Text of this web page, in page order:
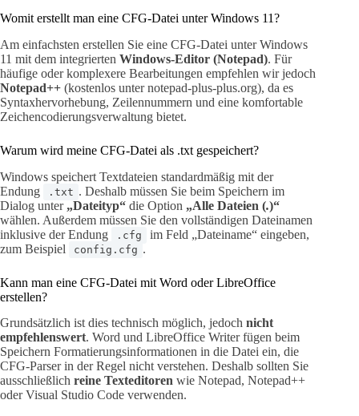
Womit erstellt man eine CFG-Datei unter Windows 11?
Am einfachsten erstellen Sie eine CFG-Datei unter Windows
11 mit dem integrierten Windows-Editor (Notepad). Für
häufige oder komplexere Bearbeitungen empfehlen wir jedoch
Notepad++ (kostenlos unter notepad-plus-plus.org), da es
Syntaxhervorhebung, Zeilennummern und eine komfortable
Zeichencodierungsverwaltung bietet.
Warum wird meine CFG-Datei als .txt gespeichert?
Windows speichert Textdateien standardmäßig mit der
Endung
.txt . Deshalb müssen Sie beim Speichern im
Dialog unter „Dateityp“ die Option „Alle Dateien (.)“
wählen. Außerdem müssen Sie den vollständigen Dateinamen
inklusive der Endung
.cfg
im Feld „Dateiname“ eingeben,
zum Beispiel
config.cfg .
Kann man eine CFG-Datei mit Word oder LibreOffice
erstellen?
Grundsätzlich ist dies technisch möglich, jedoch nicht
empfehlenswert. Word und LibreOffice Writer fügen beim
Speichern Formatierungsinformationen in die Datei ein, die
CFG-Parser in der Regel nicht verstehen. Deshalb sollten Sie
ausschließlich reine Texteditoren wie Notepad, Notepad++
oder Visual Studio Code verwenden.